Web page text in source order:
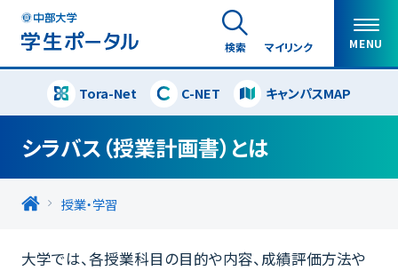
検索 マイリンク MENU
Tora-Net C-NET キャンパスMAP閉じる
シラバス（授業計画書）とは
授業・学習
大学では、各授業科目の目的や内容、成績評価方法や